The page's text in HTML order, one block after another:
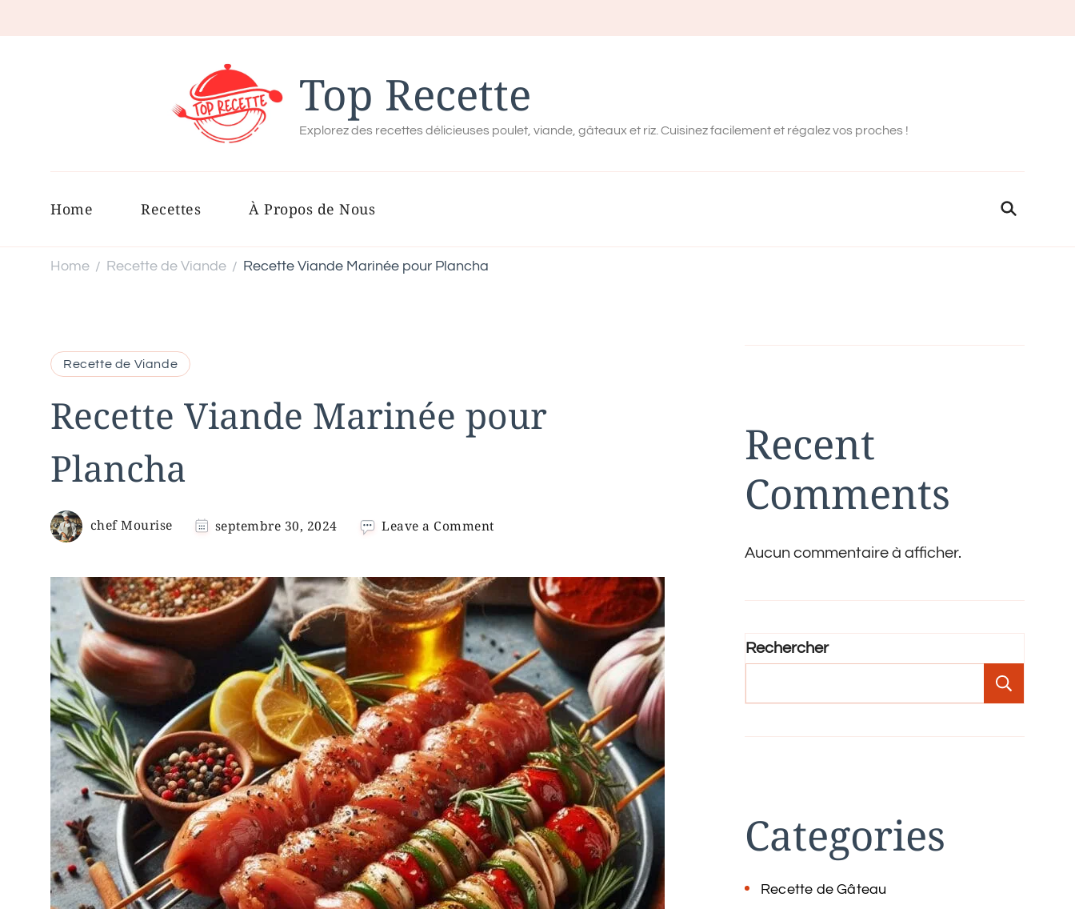
Top Recette
Explorez des recettes délicieuses poulet, viande, gâteaux et riz. Cuisinez facilement et régalez vos proches !
Home Recettes À Propos de Nous
Home / Recette de Viande / Recette Viande Marinée pour Plancha
Recette de Viande
Recette Viande Marinée pour
Plancha
chef Mourise septembre 30, 2024 Leave a Commenton
Marinée
Plancha
Recent
Comments
Aucun commentaire à afficher.
Rechercher
Categories
Recette de Gâteau